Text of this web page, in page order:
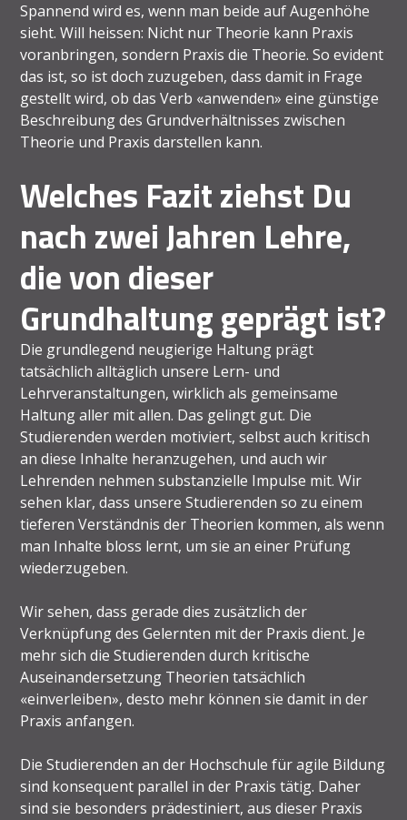
Spannend wird es, wenn man beide auf Augenhöhe
sieht. Will heissen: Nicht nur Theorie kann Praxis
voranbringen, sondern Praxis die Theorie. So evident
das ist, so ist doch zuzugeben, dass damit in Frage
gestellt wird, ob das Verb «anwenden» eine günstige
Beschreibung des Grundverhältnisses zwischen
Theorie und Praxis darstellen kann.
Welches Fazit ziehst Du
nach zwei Jahren Lehre,
die von dieser
Grundhaltung geprägt ist?
Die grundlegend neugierige Haltung prägt
tatsächlich alltäglich unsere Lern- und
Lehrveranstaltungen, wirklich als gemeinsame
Haltung aller mit allen. Das gelingt gut. Die
Studierenden werden motiviert, selbst auch kritisch
an diese Inhalte heranzugehen, und auch wir
Lehrenden nehmen substanzielle Impulse mit. Wir
sehen klar, dass unsere Studierenden so zu einem
tieferen Verständnis der Theorien kommen, als wenn
man Inhalte bloss lernt, um sie an einer Prüfung
wiederzugeben.
Wir sehen, dass gerade dies zusätzlich der
Verknüpfung des Gelernten mit der Praxis dient. Je
mehr sich die Studierenden durch kritische
Auseinandersetzung Theorien tatsächlich
«einverleiben», desto mehr können sie damit in der
Praxis anfangen.
Die Studierenden an der Hochschule für agile Bildung
sind konsequent parallel in der Praxis tätig. Daher
sind sie besonders prädestiniert, aus dieser Praxis